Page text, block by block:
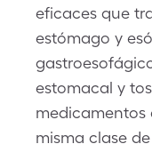
eficaces que
estómago y
estomacal y
medicamentos
misma clase